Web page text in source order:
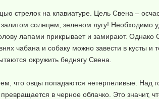
стрелок на клавиатуре. Цель Свена –
солнцем, зеленом лугу! Необходимо
лапами прикрывает и замирают. Однако
чабана и собаку можно завести в кусты и
окружить беднягу Свена.
что овцы попадаются нетерпеливые. Над
в черное облачко. Это значит,